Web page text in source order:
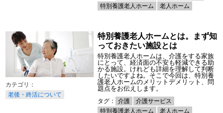
特別養護老人ホーム
老人ホーム
老後・終活について
特別養護老人ホームとは。まず知
っておきたい施設とは
特別養護老人ホームは、介護をする家族
にとって、経済面の不安も軽減できる助
かる施設。けれども詳細を理解して判断
したいですよね。そこで今回は、特別養
護老人ホームのメリットデメリット、問
題点をお伝えします。
タグ： 介護
介護サービス
特別養護老人ホーム
老人ホーム